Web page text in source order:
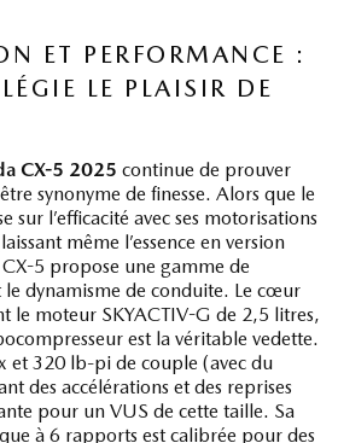
ET PERFORMANCE :
LE PLAISIR DE
CX-5 2025 continue de prouver
synonyme de finesse. Alors que le
sur l’efficacité avec ses motorisations
même l’essence en version
5 propose une gamme de
dynamisme de conduite. Le cœur
le moteur SKYACTIV-G de 2,5 litres,
est la véritable vedette.
et 320 lb-pi de couple (avec du
des accélérations et des reprises
pour un VUS de cette taille. Sa
à 6 rapports est calibrée pour des